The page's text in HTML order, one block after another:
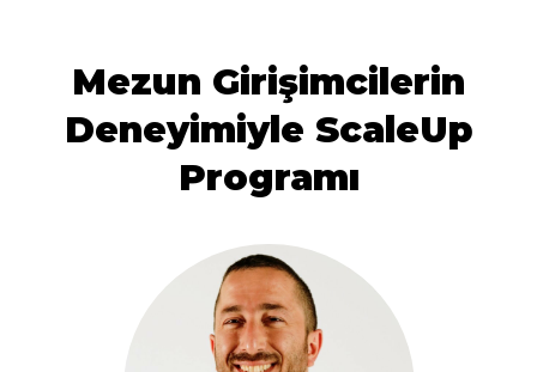
Mezun Girişimcilerin
Deneyimiyle ScaleUp
Programı